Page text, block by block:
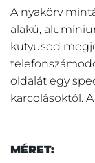
A nyakörv
alakú,
kutyusod
oldalát egy
karcolásoktól.
MÉRET: